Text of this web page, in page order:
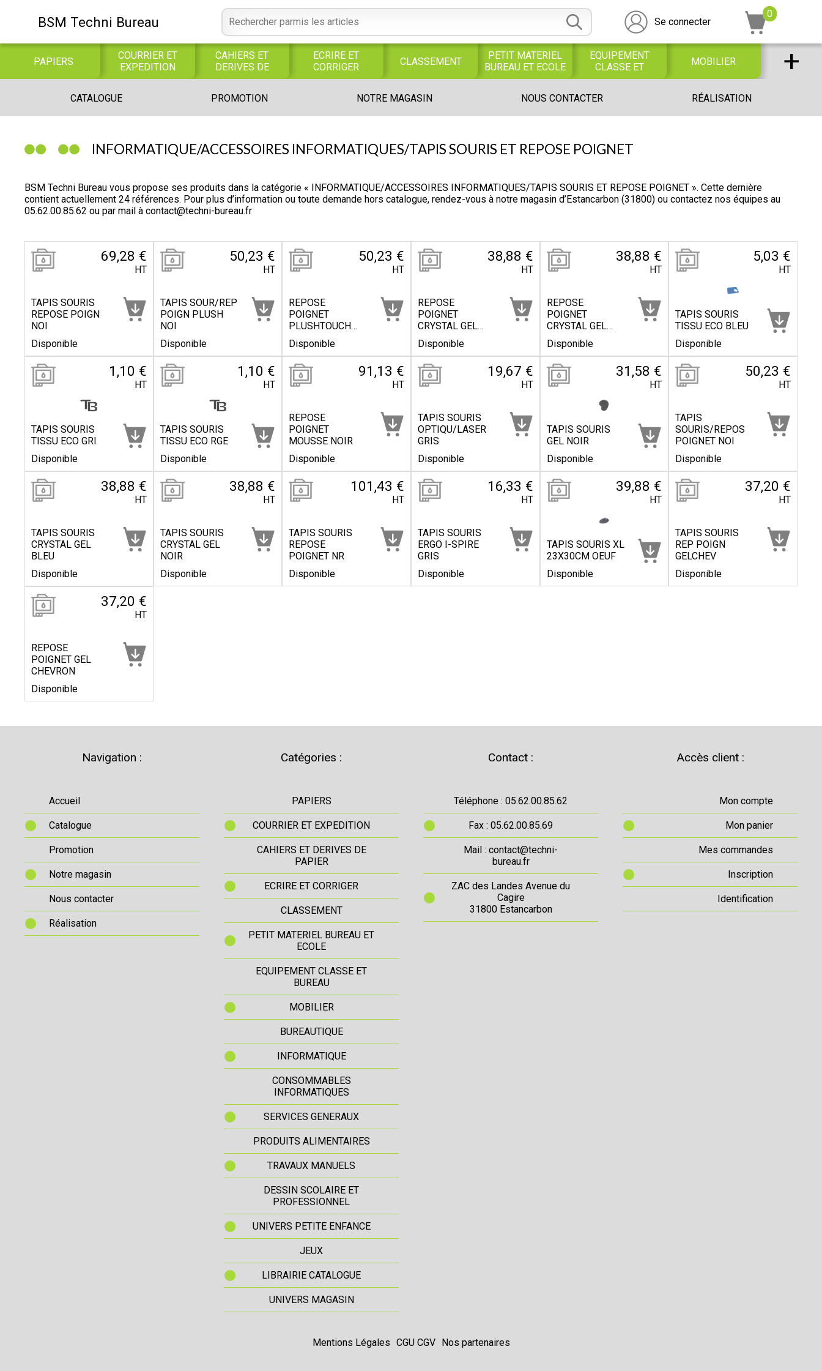
BSM Techni Bureau Se connecter
0
PAPIERS
COURRIER ET
EXPEDITION
CAHIERS ET
DERIVES DE
PAPIER
ECRIRE ET
CORRIGER
CLASSEMENT
PETIT MATERIEL
BUREAU ET ECOLE
EQUIPEMENT
CLASSE ET
BUREAU
MOBILIER
BUREAUTIQUE INFORMATIQUE
INFORMATIQUES
ALIMENTAIRES
MANUELS
PROFESSIONNEL
UNIVERS PETITE
ENFANCE
+
CATALOGUE PROMOTION NOTRE MAGASIN NOUS CONTACTER RÉALISATION
INFORMATIQUE/ACCESSOIRES INFORMATIQUES/TAPIS SOURIS ET REPOSE POIGNET
BSM Techni Bureau vous propose ses produits dans la catégorie « INFORMATIQUE/ACCESSOIRES INFORMATIQUES/TAPIS SOURIS ET REPOSE POIGNET ». Cette dernière
contient actuellement 24 références. Pour plus d’information ou toute demande hors catalogue, rendez-vous à notre magasin d’Estancarbon (31800) ou contactez nos équipes au
05.62.00.85.62 ou par mail à contact@techni-bureau.fr
69,28 €
HT
TAPIS SOURIS
REPOSE POIGN
NOI
Disponible
50,23 €
HT
TAPIS SOUR/REP
POIGN PLUSH
NOI
Disponible
50,23 €
HT
REPOSE
POIGNET
PLUSHTOUCH
NOI
Disponible
38,88 €
HT
REPOSE
POIGNET
CRYSTAL GEL
BLE
Disponible
38,88 €
HT
REPOSE
POIGNET
CRYSTAL GEL
NOI
Disponible
5,03 €
HT
TAPIS SOURIS
TISSU ECO BLEU
Disponible
1,10 €
HT
TAPIS SOURIS
TISSU ECO GRI
Disponible
1,10 €
HT
TAPIS SOURIS
TISSU ECO RGE
Disponible
91,13 €
HT
REPOSE
POIGNET
MOUSSE NOIR
Disponible
19,67 €
HT
TAPIS SOURIS
OPTIQU/LASER
GRIS
Disponible
31,58 €
HT
TAPIS SOURIS
GEL NOIR
Disponible
50,23 €
HT
TAPIS
SOURIS/REPOS
POIGNET NOI
Disponible
38,88 €
HT
TAPIS SOURIS
CRYSTAL GEL
BLEU
Disponible
38,88 €
HT
TAPIS SOURIS
CRYSTAL GEL
NOIR
Disponible
101,43 €
HT
TAPIS SOURIS
REPOSE
POIGNET NR
Disponible
16,33 €
HT
TAPIS SOURIS
ERGO I-SPIRE
GRIS
Disponible
39,88 €
HT
TAPIS SOURIS XL
23X30CM OEUF
Disponible
37,20 €
HT
TAPIS SOURIS
REP POIGN
GELCHEV
Disponible
37,20 €
HT
REPOSE
POIGNET GEL
CHEVRON
Disponible
Navigation :
Accueil
Catalogue
Promotion
Notre magasin
Nous contacter
Réalisation
Catégories :
PAPIERS
COURRIER ET EXPEDITION
CAHIERS ET DERIVES DE
PAPIER
ECRIRE ET CORRIGER
CLASSEMENT
PETIT MATERIEL BUREAU ET
ECOLE
EQUIPEMENT CLASSE ET
BUREAU
MOBILIER
BUREAUTIQUE
INFORMATIQUE
CONSOMMABLES
INFORMATIQUES
SERVICES GENERAUX
PRODUITS ALIMENTAIRES
TRAVAUX MANUELS
DESSIN SCOLAIRE ET
PROFESSIONNEL
UNIVERS PETITE ENFANCE
JEUX
LIBRAIRIE CATALOGUE
UNIVERS MAGASIN
Contact :
Téléphone : 05.62.00.85.62
Fax : 05.62.00.85.69
Mail : contact@techni-
bureau.fr
ZAC des Landes Avenue du
Cagire
31800 Estancarbon
Accès client :
Mon compte
Mon panier
Mes commandes
Inscription
Identification
Mentions Légales CGU CGV Nos partenaires